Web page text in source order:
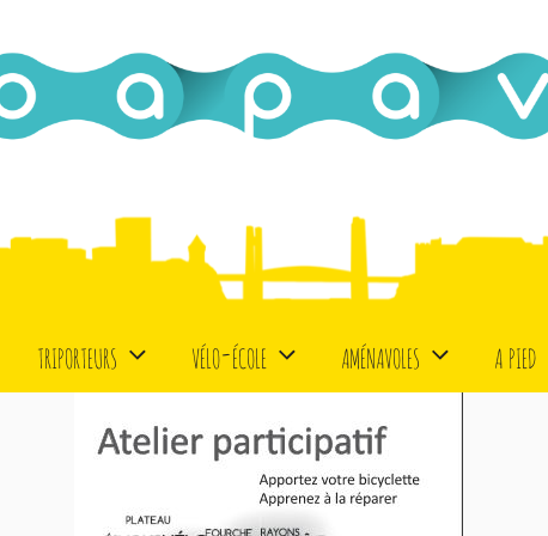
triporteurs vélo-école aménavoles a pied